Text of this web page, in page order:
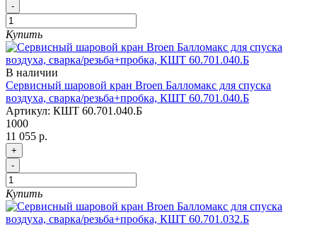
-
Купить
В наличии
Сервисный шаровой кран Broen Балломакс для спуска
воздуха, сварка/резьба+пробка, КШТ 60.701.040.Б
Артикул: КШТ 60.701.040.Б
1000
11 055 р.
+
-
Купить